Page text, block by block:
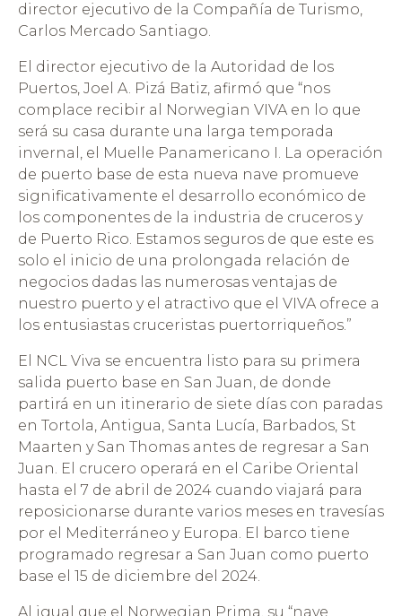
director ejecutivo de la Compañía de Turismo,
Carlos Mercado Santiago.
El director ejecutivo de la Autoridad de los
Puertos, Joel A. Pizá Batiz, afirmó que “nos
complace recibir al Norwegian VIVA en lo que
será su casa durante una larga temporada
invernal, el Muelle Panamericano I. La operación
de puerto base de esta nueva nave promueve
significativamente el desarrollo económico de
los componentes de la industria de cruceros y
de Puerto Rico. Estamos seguros de que este es
solo el inicio de una prolongada relación de
negocios dadas las numerosas ventajas de
nuestro puerto y el atractivo que el VIVA ofrece a
los entusiastas cruceristas puertorriqueños.”
El NCL Viva se encuentra listo para su primera
salida puerto base en San Juan, de donde
partirá en un itinerario de siete días con paradas
en Tortola, Antigua, Santa Lucía, Barbados, St
Maarten y San Thomas antes de regresar a San
Juan. El crucero operará en el Caribe Oriental
hasta el 7 de abril de 2024 cuando viajará para
reposicionarse durante varios meses en travesías
por el Mediterráneo y Europa. El barco tiene
programado regresar a San Juan como puerto
base el 15 de diciembre del 2024.
Al igual que el Norwegian Prima, su “nave